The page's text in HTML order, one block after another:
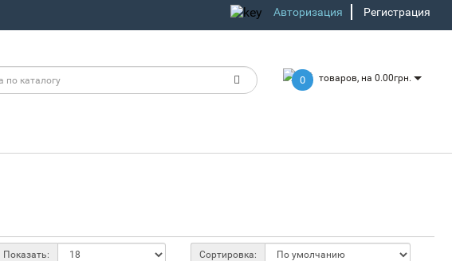
Авторизация Регистрация
0 товаров, на 0.00грн.
Сортировка:
Показать: